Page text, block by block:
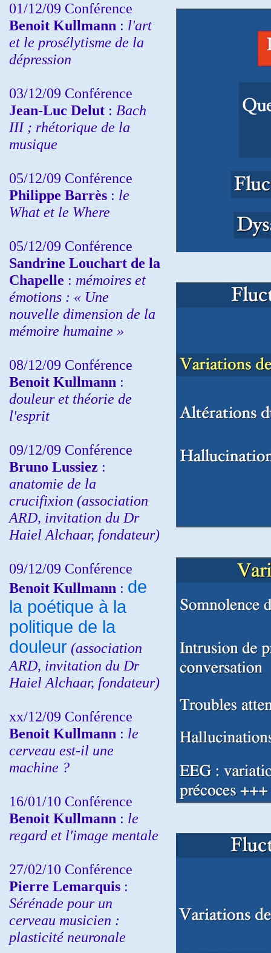
01/12/09 Conférence
Benoit Kullmann : l'art
et le prosélytisme de la
dépression
03/12/09 Conférence
Jean-Luc Delut : Bach
III ; rhétorique de la
musique
05/12/09 Conférence
Philippe Barrès : le
What et le Where
05/12/09 Conférence
Sandrine Louchart de la
Chapelle : mémoires et
émotions : « Une
nouvelle dimension de la
mémoire humaine »
08/12/09 Conférence
Benoit Kullmann :
douleur et théorie de
l'esprit
09/12/09 Conférence
Bruno Lussiez :
anatomie de la
crucifixion (association
ARD, invitation du Dr
Haiel Alchaar, fondateur)
09/12/09 Conférence
Benoit Kullmann : de
la poétique à la
politique de la
douleur (association
ARD, invitation du Dr
Haiel Alchaar, fondateur)
xx/12/09 Conférence
Benoit Kullmann : le
cerveau est-il une
machine ?
16/01/10 Conférence
Benoit Kullmann : le
regard et l'image mentale
27/02/10 Conférence
Pierre Lemarquis :
Sérénade pour un
cerveau musicien :
plasticité neuronale